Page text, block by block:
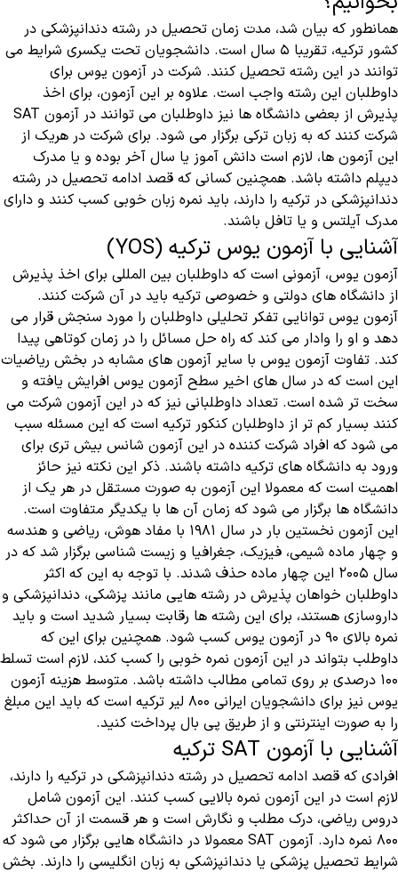
همانطور که بیان شد، مدت زمان تحصیل در رشته دندانپزشکی در
کشور ترکیه، تقریبا ۵ سال است. دانشجویان تحت یکسری شرایط می
توانند در این رشته تحصیل کنند. شرکت در آزمون یوس برای
داوطلبان این رشته واجب است. علاوه بر این آزمون، برای اخذ
پذیرش از بعضی دانشگاه ها نیز داوطلبان می توانند در آزمون SAT
شرکت کنند که به زبان ترکی برگزار می شود. برای شرکت در هریک از
این آزمون ها، لازم است دانش آموز یا سال آخر بوده و یا مدرک
دیپلم داشته باشد. همچنین کسانی که قصد ادامه تحصیل در رشته
دندانپزشکی در ترکیه را دارند، باید نمره زبان خوبی کسب کنند و دارای
مدرک آیلتس و یا تافل باشند.
آشنایی با آزمون یوس ترکیه (YOS)
آزمون یوس، آزمونی است که داوطلبان بین المللی برای اخذ پذیرش
از دانشگاه های دولتی و خصوصی ترکیه باید در آن شرکت کنند.
آزمون یوس توانایی تفکر تحلیلی داوطلبان را مورد سنجش قرار می
دهد و او را وادار می کند که راه حل مسائل را در زمان کوتاهی پیدا
کند. تفاوت آزمون یوس با سایر آزمون های مشابه در بخش ریاضیات
این است که در سال های اخیر سطح آزمون یوس افرایش یافته و
سخت تر شده است. تعداد داوطلبانی نیز که در این آزمون شرکت می
کنند بسیار کم تر از داوطلبان کنکور ترکیه است که این مسئله سبب
می شود که افراد شرکت کننده در این آزمون شانس بیش تری برای
ورود به دانشگاه های ترکیه داشته باشند. ذکر این نکته نیز حائز
اهمیت است که معمولا این آزمون به صورت مستقل در هر یک از
دانشگاه ها برگزار می شود که زمان آن ها با یکدیگر متفاوت است.
این آزمون نخستین بار در سال ۱۹۸۱ با مفاد هوش، ریاضی و هندسه
و چهار ماده شیمی، فیزیک، جغرافیا و زیست شناسی برگزار شد که در
سال ۲۰۰۵ این چهار ماده حذف شدند. با توجه به این که اکثر
داوطلبان خواهان پذیرش در رشته هایی مانند پزشکی، دندانپزشکی و
داروسازی هستند، برای این رشته ها رقابت بسیار شدید است و باید
نمره بالای ۹۰ در آزمون یوس کسب شود. همچنین برای این که
داوطلب بتواند در این آزمون نمره خوبی را کسب کند، لازم است تسلط
۱۰۰ درصدی بر روی تمامی مطالب داشته باشد. متوسط هزینه آزمون
یوس نیز برای دانشجویان ایرانی ۸۰۰ لیر ترکیه است که باید این مبلغ
را به صورت اینترنتی و از طریق پی بال پرداخت کنید.
آشنایی با آزمون SAT ترکیه
افرادی که قصد ادامه تحصیل در رشته دندانپزشکی در ترکیه را دارند،
لازم است در این آزمون نمره بالایی کسب کنند. این آزمون شامل
دروس ریاضی، درک مطلب و نگارش است و هر قسمت از آن حداکثر
۸۰۰ نمره دارد. آزمون SAT معمولا در دانشگاه هایی برگزار می شود که
شرایط تحصیل پزشکی یا دندانپزشکی به زبان انگلیسی را دارند. بخش